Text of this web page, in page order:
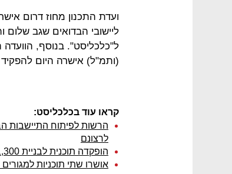
ועדת התכנון מחוז דרום
ל"כלכליסט". בנוסף, הוועדה
(ותמ"ל) אישרה היום להפקיד תכנית
קראו עוד בכלכליסט:
לרצונם
הופקדה תוכנית לבניית 1,300 יח"ד ביישוב הבדואי שגב שלום
אושרו שתי תוכניות